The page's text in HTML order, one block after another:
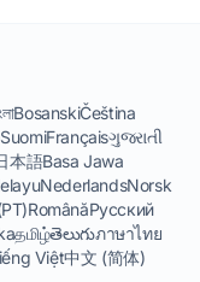
BosanskiČeština
SuomiFrançaisગુજરાતી
本語Basa Jawa
NederlandsNorsk
RomânăРусский
தமிழ்తెలుగుภาษาไทย
Việt中文 (简体)